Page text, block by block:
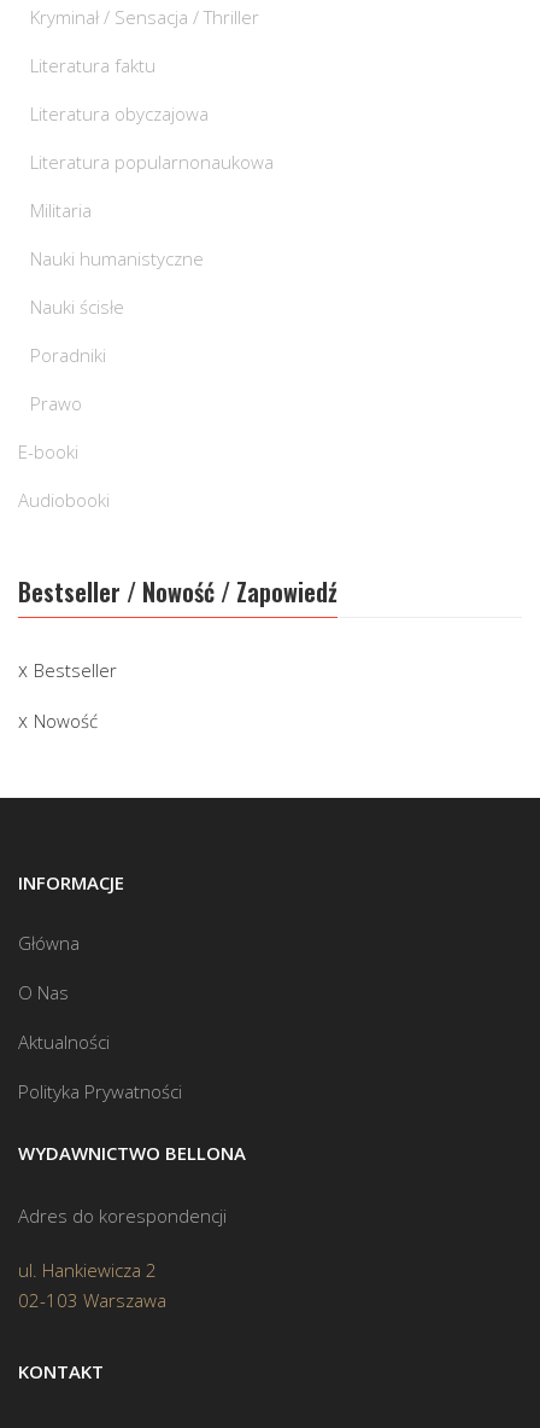
Kryminał / Sensacja / Thriller
Literatura faktu
Literatura obyczajowa
Literatura popularnonaukowa
Militaria
Nauki humanistyczne
Nauki ścisłe
Poradniki
Prawo
E-booki
Audiobooki
Bestseller / Nowość / Zapowiedź
Bestseller
Nowość
INFORMACJE
Główna
O Nas
Aktualności
Polityka Prywatności
WYDAWNICTWO BELLONA
Adres do korespondencji
ul. Hankiewicza 2
02-103 Warszawa
KONTAKT